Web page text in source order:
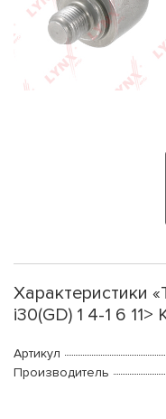
Характеристики
i30(GD) 1 4-1 6 11>
Артикул
Производитель